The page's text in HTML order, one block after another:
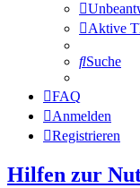
Aktive
Suche
FAQ
Anmelden
Registrieren
Hilfen zur